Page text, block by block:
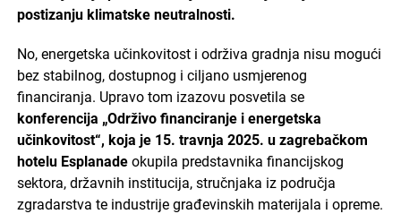
postizanju klimatske neutralnosti.
No, energetska učinkovitost i održiva gradnja nisu mogući
bez stabilnog, dostupnog i ciljano usmjerenog
financiranja. Upravo tom izazovu posvetila se
konferencija „Održivo financiranje i energetska
učinkovitost“, koja je 15. travnja 2025. u zagrebačkom
hotelu Esplanadeokupila predstavnika financijskog
sektora, državnih institucija, stručnjaka iz područja
zgradarstva te industrije građevinskih materijala i opreme.